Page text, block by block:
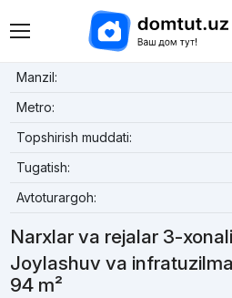
Manzil:
Metro:
Topshirish muddati:
Tugatish:
Avtoturargoh:
Narxlar va rejalar 3-
Joylashuv va
94 m²